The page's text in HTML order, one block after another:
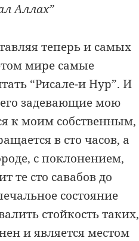
Аллах”
теперь и самых
мире самые
“Рисале-и Нур”. И
задевающие мою
к моим собственным,
в сто часов, а
с поклонением,
те сто савабов до
состояние
стойкость таких,
и является местом